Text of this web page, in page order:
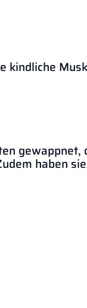
kindliche
gewappnet,
in der